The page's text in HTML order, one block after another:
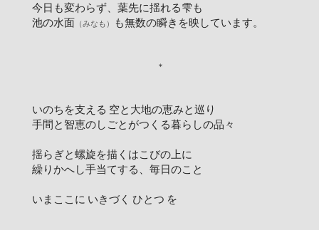
今日も変わらず、葉先に揺れる雫も
池の水面 （みなも） も無数の瞬きを映しています。
＊
いのちを支える 空と大地の恵みと巡り
手間と智恵のしごとがつくる暮らしの品々
揺らぎと螺旋を描くはこびの上に
繰りかへし手当てする、毎日のこと
いまここに いきづく ひとつ を